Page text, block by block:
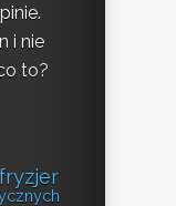
i nie
to?